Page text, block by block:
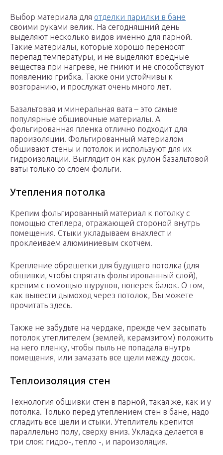
Выбор материала для отделки парилки в бане
своими руками велик. На сегодняшний день
выделяют несколько видов именно для парной.
Такие материалы, которые хорошо переносят
перепад температуры, и не выделяют вредные
вещества при нагреве, не гниют и не способствуют
появлению грибка. Также они устойчивы к
возгоранию, и прослужат очень много лет.
Базальтовая и минеральная вата – это самые
популярные обшивочные материалы. А
фольгированная пленка отлично подходит для
пароизоляции. Фольгированный материалом
обшивают стены и потолок и используют для их
гидроизоляции. Выглядит он как рулон базальтовой
ваты только со слоем фольги.
Утепления потолка
Крепим фольгированный материал к потолку с
помощью степлера, отражающей стороной внутрь
помещения. Стыки укладываем внахлест и
проклеиваем алюминиевым скотчем.
Крепление обрешетки для будущего потолка (для
обшивки, чтобы спрятать фольгированный слой),
крепим с помощью шурупов, поперек балок. О том,
как вывести дымоход через потолок, Вы можете
прочитать здесь.
Также не забудьте на чердаке, прежде чем засыпать
потолок утеплителем (землей, керамзитом) положить
на него пленку, чтобы пыль не попадала внутрь
помещения, или замазать все щели между досок.
Теплоизоляция стен
Технология обшивки стен в парной, такая же, как и у
потолка. Только перед утеплением стен в бане, надо
сгладить все щели и стыки. Утеплитель крепится
параллельно полу, сверху вниз. Укладка делается в
три слоя: гидро-, тепло -, и пароизоляция.